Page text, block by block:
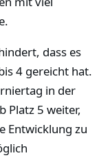
dass es
4 gereicht hat.
in der
Platz 5 weiter,
Entwicklung zu